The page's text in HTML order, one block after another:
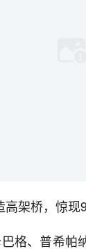
架桥，惊现
格、普希